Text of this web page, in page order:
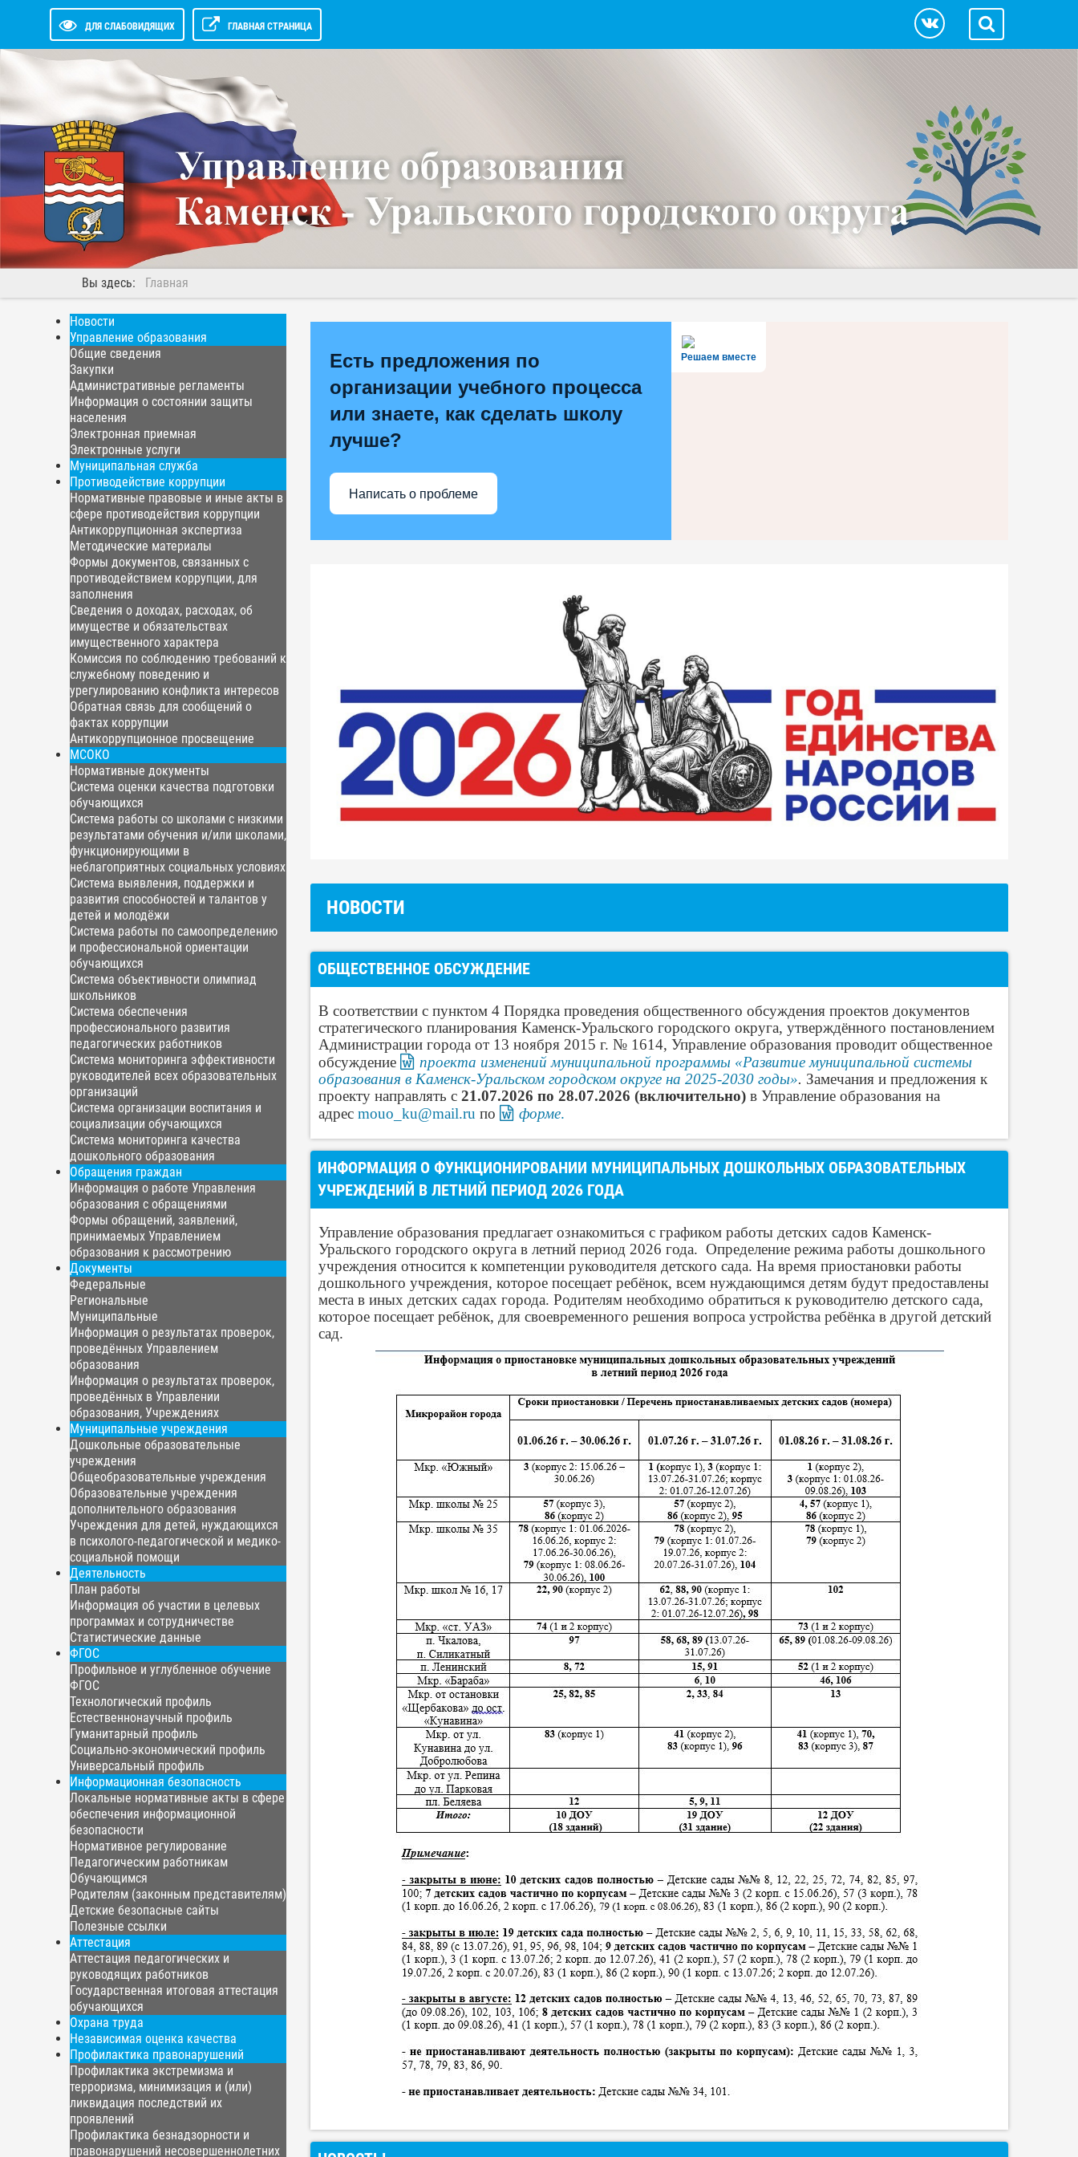
ДЛЯ СЛАБОВИДЯЩИХ ГЛАВНАЯ СТРАНИЦА
Вы здесь: Главная
Новости
Управление образования
Общие сведения
Закупки
Административные регламенты
Информация о состоянии защиты
населения
Электронная приемная
Электронные услуги
Муниципальная служба
Противодействие коррупции
Нормативные правовые и иные акты в
сфере противодействия коррупции
Антикоррупционная экспертиза
Методические материалы
Формы документов, связанных с
противодействием коррупции, для
заполнения
Сведения о доходах, расходах, об
имуществе и обязательствах
имущественного характера
Комиссия по соблюдению требований к
служебному поведению и
урегулированию конфликта интересов
Обратная связь для сообщений о
фактах коррупции
Антикоррупционное просвещение
МСОКО
Нормативные документы
Система оценки качества подготовки
обучающихся
Система работы со школами с низкими
результатами обучения и/или школами,
функционирующими в
неблагоприятных социальных условиях
Система выявления, поддержки и
развития способностей и талантов у
детей и молодёжи
Система работы по самоопределению
и профессиональной ориентации
обучающихся
Система объективности олимпиад
школьников
Система обеспечения
профессионального развития
педагогических работников
Система мониторинга эффективности
руководителей всех образовательных
организаций
Система организации воспитания и
социализации обучающихся
Система мониторинга качества
дошкольного образования
Обращения граждан
Информация о работе Управления
образования с обращениями
Формы обращений, заявлений,
принимаемых Управлением
образования к рассмотрению
Документы
Федеральные
Региональные
Муниципальные
Информация о результатах проверок,
проведённых Управлением
образования
Информация о результатах проверок,
проведённых в Управлении
образования, Учреждениях
Муниципальные учреждения
Дошкольные образовательные
учреждения
Общеобразовательные учреждения
Образовательные учреждения
дополнительного образования
Учреждения для детей, нуждающихся
в психолого-педагогической и медико-
социальной помощи
Деятельность
План работы
Информация об участии в целевых
программах и сотрудничестве
Статистические данные
ФГОС
Профильное и углубленное обучение
ФГОС
Технологический профиль
Естественнонаучный профиль
Гуманитарный профиль
Социально-экономический профиль
Универсальный профиль
Информационная безопасность
Локальные нормативные акты в сфере
обеспечения информационной
безопасности
Нормативное регулирование
Педагогическим работникам
Обучающимся
Родителям (законным представителям)
Детские безопасные сайты
Полезные ссылки
Аттестация
Аттестация педагогических и
руководящих работников
Государственная итоговая аттестация
обучающихся
Охрана труда
Независимая оценка качества
Профилактика правонарушений
Профилактика экстремизма и
терроризма, минимизация и (или)
ликвидация последствий их
проявлений
Профилактика безнадзорности и
правонарушений несовершеннолетних
Решаем вместе
Есть предложения по
организации учебного процесса
или знаете, как сделать школу
лучше?
Написать о проблеме
НОВОСТИ
ОБЩЕСТВЕННОЕ ОБСУЖДЕНИЕ
В соответствии с пунктом 4 Порядка проведения общественного обсуждения проектов документов
стратегического планирования Каменск-Уральского городского округа, утверждённого постановлением
Администрации города от 13 ноября 2015 г. № 1614, Управление образования проводит общественное
обсуждение
проекта изменений муниципальной программы «Развитие муниципальной системы
образования в Каменск-Уральском городском округе на 2025-2030 годы». Замечания и предложения к
проекту направлять с 21.07.2026 по 28.07.2026 (включительно) в Управление образования на
адрес mouo_ku@mail.ru по форме.
ИНФОРМАЦИЯ О ФУНКЦИОНИРОВАНИИ МУНИЦИПАЛЬНЫХ ДОШКОЛЬНЫХ ОБРАЗОВАТЕЛЬНЫХ
УЧРЕЖДЕНИЙ В ЛЕТНИЙ ПЕРИОД 2026 ГОДА
Управление образования предлагает ознакомиться с графиком работы детских садов Каменск-
Уральского городского округа в летний период 2026 года. Определение режима работы дошкольного
учреждения относится к компетенции руководителя детского сада. На время приостановки работы
дошкольного учреждения, которое посещает ребёнок, всем нуждающимся детям будут предоставлены
места в иных детских садах города. Родителям необходимо обратиться к руководителю детского сада,
которое посещает ребёнок, для своевременного решения вопроса устройства ребёнка в другой детский
сад.